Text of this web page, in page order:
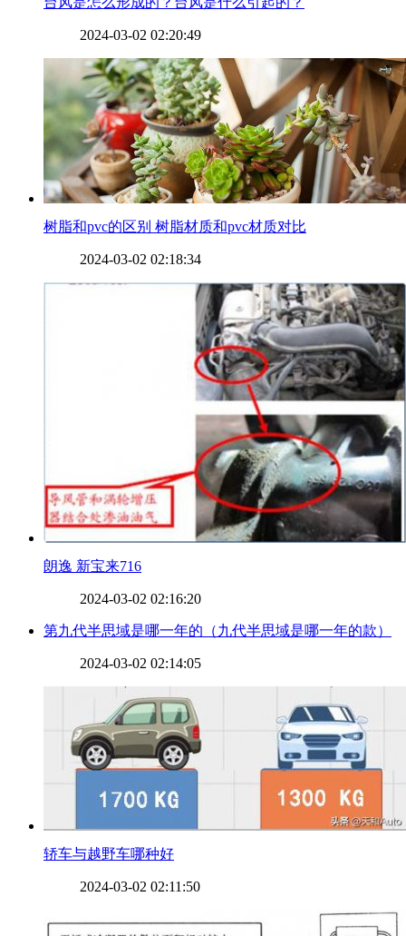
2024-03-02 02:20:49
​树脂和pvc的区别 树脂材质和pvc材质对比
2024-03-02 02:18:34
​朗逸 新宝来716
2024-03-02 02:16:20
​第九代半思域是哪一年的（九代半思域是哪一年的款）
2024-03-02 02:14:05
​轿车与越野车哪种好
2024-03-02 02:11:50